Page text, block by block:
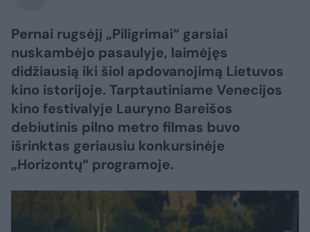
Pernai rugsėjį „Piligrimai“ garsiai
nuskambėjo pasaulyje, laimėjęs
didžiausią iki šiol apdovanojimą Lietuvos
kino istorijoje. Tarptautiniame Venecijos
kino festivalyje Lauryno Bareišos
debiutinis pilno metro filmas buvo
išrinktas geriausiu konkursinėje
„Horizontų“ programoje.